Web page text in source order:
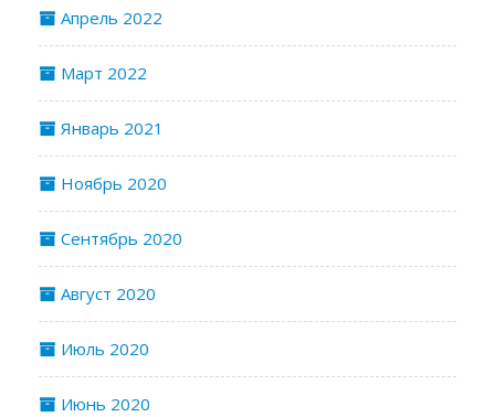
Апрель 2022
Март 2022
Январь 2021
Ноябрь 2020
Сентябрь 2020
Август 2020
Июль 2020
Июнь 2020